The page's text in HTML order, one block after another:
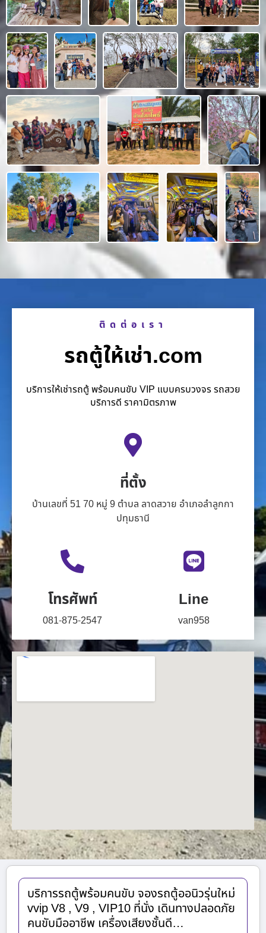
ติดต่อเรา
รถตู้ให้เช่า.com
บริการให้เช่ารถตู้ พร้อมคนขับ VIP แบบครบวงจร รถสวย
บริการดี ราคามิตรภาพ
ที่ตั้ง
บ้านเลขที่ 51 70 หมู่ 9 ตำบล ลาดสวาย อำเภอลำลูกกา
ปทุมธานี
โทรศัพท์
081-875-2547
Line
van958
บริการรถตู้พร้อมคนขับ จองรถตู้ออนิวรุ่นใหม่
vvip V8 , V9 , VIP10 ที่นั่ง เดินทางปลอดภัย
คนขับมืออาชีพ เครื่องเสียงชั้นดี…